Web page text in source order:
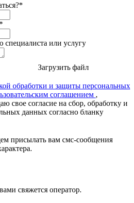
или услугу
Загрузить файл
обработки и защиты персональных
соглашением ,
свое согласие на сбор, обработку и
данных согласно бланку
присылать вам смс-сообщения
свяжется оператор.